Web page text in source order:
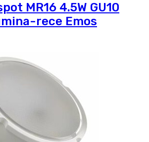
MR16 4.5W GU10
rece Emos